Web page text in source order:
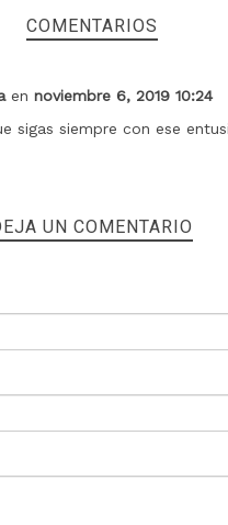
COMENTARIOS
en noviembre 6, 2019 10:24
sigas siempre con ese
UN COMENTARIO